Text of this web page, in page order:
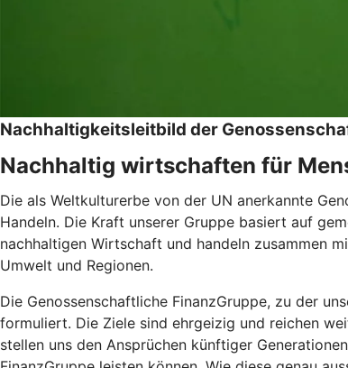
Nachhaltigkeitsleitbild der
Nachhaltig wirtschaften für
Die als Weltkulturerbe von der UN anerkannte
Handeln. Die Kraft unserer Gruppe basiert auf
nachhaltigen Wirtschaft und handeln zusammen
Umwelt und Regionen.
Die Genossenschaftliche FinanzGruppe, zu der
formuliert. Die Ziele sind ehrgeizig und reichen
stellen uns den Ansprüchen künftiger